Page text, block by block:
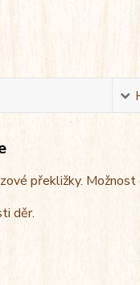
překližky.
děr.